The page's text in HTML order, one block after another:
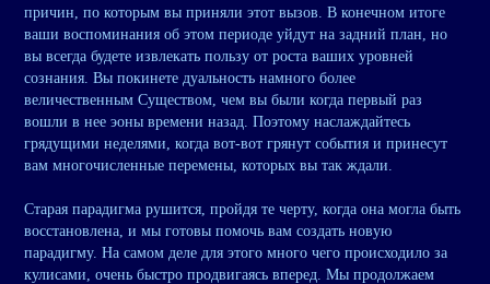
причин, по которым вы приняли этот вызов. В конечном итоге
ваши воспоминания об этом периоде уйдут на задний план, но
вы всегда будете извлекать пользу от роста ваших уровней
сознания. Вы покинете дуальность намного более
величественным Существом, чем вы были когда первый раз
вошли в нее эоны времени назад. Поэтому наслаждайтесь
грядущими неделями, когда вот-вот грянут события и принесут
вам многочисленные перемены, которых вы так ждали.
Старая парадигма рушится, пройдя те черту, когда она могла быть
восстановлена, и мы готовы помочь вам создать новую
парадигму. На самом деле для этого много чего происходило за
кулисами, очень быстро продвигаясь вперед. Мы продолжаем